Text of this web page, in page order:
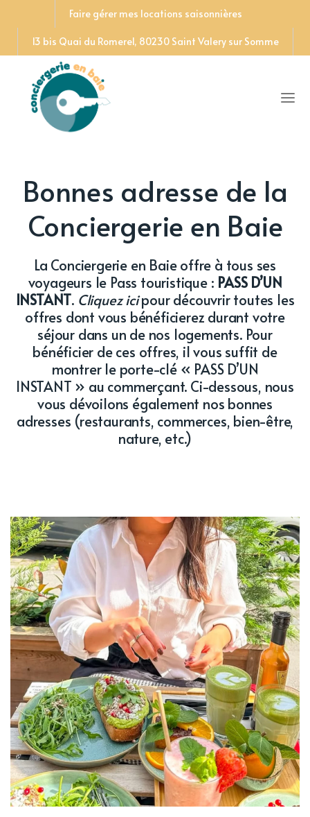
Faire gérer mes locations saisonnières
13 bis Quai du Romerel, 80230 Saint Valery sur Somme
Bonnes adresse de la
Conciergerie en Baie
La Conciergerie en Baie offre à tous ses
voyageurs le Pass touristique : PASS D’UN
INSTANT. Cliquez icipour découvrir toutes les
offres dont vous bénéficierez durant votre
séjour dans un de nos logements. Pour
bénéficier de ces offres, il vous suffit de
montrer le porte-clé « PASS D’UN
INSTANT » au commerçant. Ci-dessous, nous
vous dévoilons également nos bonnes
adresses (restaurants, commerces, bien-être,
nature, etc.)